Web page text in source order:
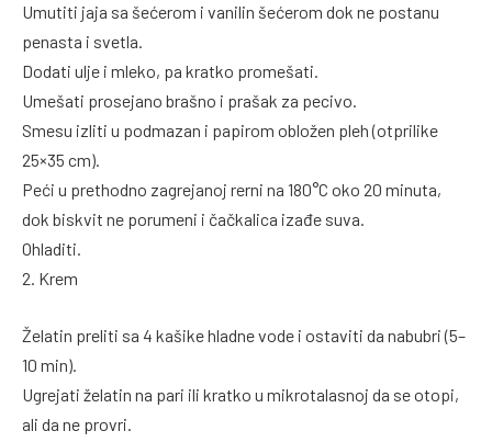
Umutiti jaja sa šećerom i vanilin šećerom dok ne postanu
penasta i svetla.
Dodati ulje i mleko, pa kratko promešati.
Umešati prosejano brašno i prašak za pecivo.
Smesu izliti u podmazan i papirom obložen pleh (otprilike
25×35 cm).
Peći u prethodno zagrejanoj rerni na 180°C oko 20 minuta,
dok biskvit ne porumeni i čačkalica izađe suva.
Ohladiti.
2. Krem
Želatin preliti sa 4 kašike hladne vode i ostaviti da nabubri (5–
10 min).
Ugrejati želatin na pari ili kratko u mikrotalasnoj da se otopi,
ali da ne provri.